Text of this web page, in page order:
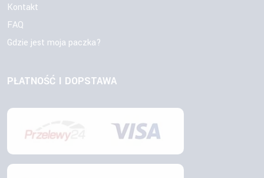
Kontakt
FAQ
Gdzie jest moja paczka?
PŁATNOŚĆ I DOPSTAWA